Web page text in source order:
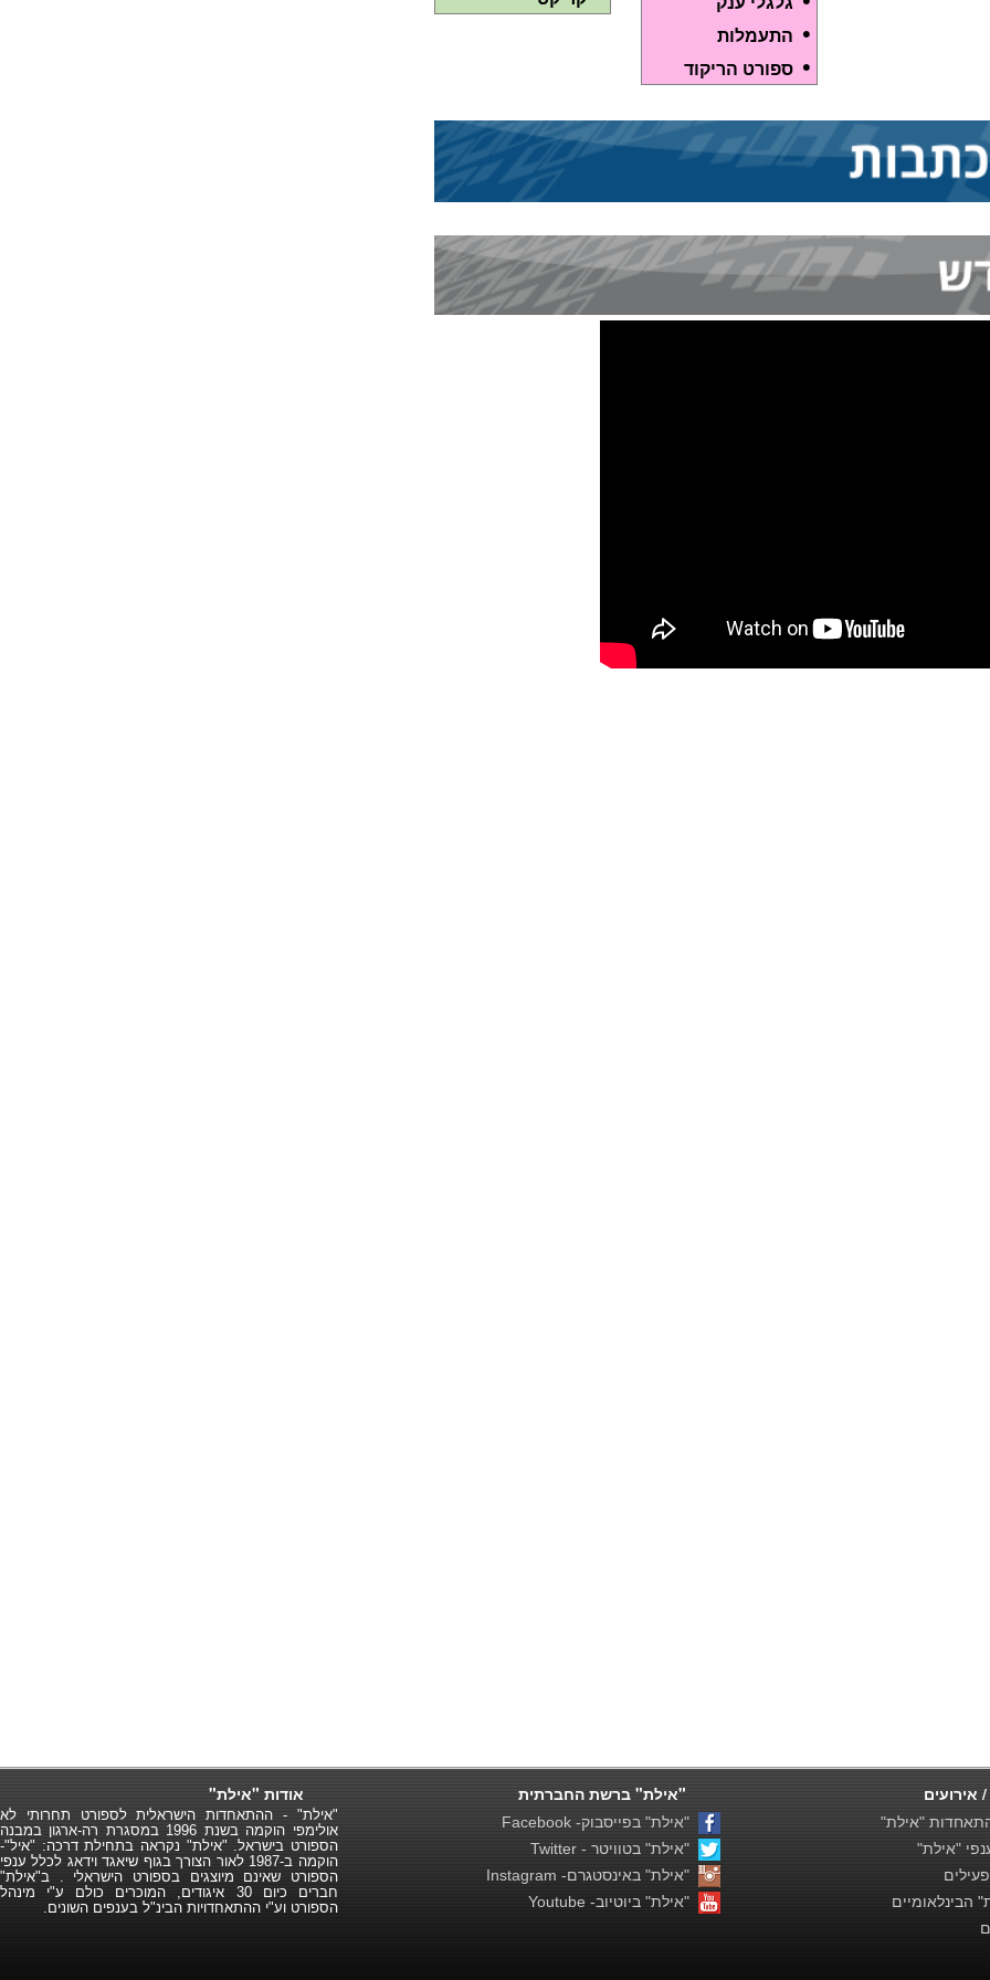
• התעמלות
• ספורט הריקוד
אודות "אילת"
"אילת" - ההתאחדות הישראלית לספורט תחרותי לא
אולימפי הוקמה בשנת 1996 במסגרת רה-ארגון במבנה
הספורט בישראל. "אילת" נקראה בתחילת דרכה: "איל"-
הוקמה ב-1987 לאור הצורך בגוף שיאגד וידאג לכלל ענפי
הספורט שאינם מיוצגים בספורט הישראלי . ב"אילת"
חברים כיום 30 איגודים, המוכרים כולם ע"י מינהל
הספורט וע"י ההתאחדויות הבינ"ל בענפים השונים.
"אילת" ברשת החברתית
"אילת" בפייסבוק- Facebook
"אילת" בטוויטר - Twitter
"אילת" באינסטגרם- Instagram
"אילת" ביוטיוב- Youtube
אירועים
"אילת"
"אילת"